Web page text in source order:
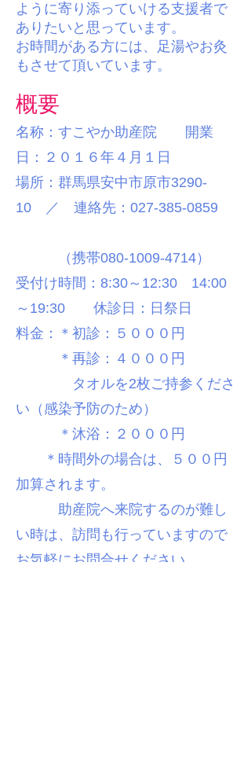
ように寄り添っていける支援者で
ありたいと思っています。
お時間がある方には、足湯やお灸
もさせて頂いています。
概要
名称：すこやか助産院 開業
日：２０１６年４月１日
場所：群馬県安中市原市3290-
10 ／ 連絡先：027-385-0859
（携帯080-1009-4714）
受付け時間：8:30～12:30 14:00
～19:30 休診日：日祭日
料金：＊初診：５０００円
＊再診：４０００円
タオルを2枚ご持参くださ
い（感染予防のため）
＊沐浴：２０００円
＊時間外の場合は、５００円
加算されます。
助産院へ来院するのが難し
い時は、訪問も行っていますので
お気軽にお問合せください。